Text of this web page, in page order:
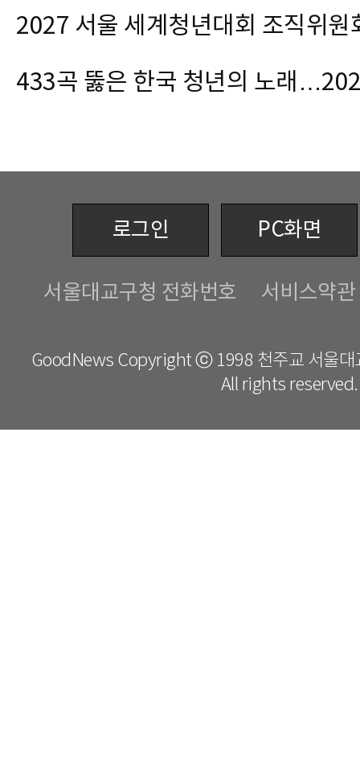
로그인 PC화면
서울대교구청 전화번호 서비스약관
GoodNews Copyright ⓒ 1998 천주교 서울대
All rights reserved.